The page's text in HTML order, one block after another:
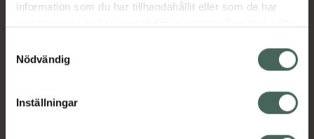
information som du har tillhandahållit eller som de har
återkalla ditt samtycke via webbplatsens
cookieinställningar. Ett återkallat samtycke påverkar inte
lagligheten av behandling som skett innan återkallelsen.
Nödvändig
Inställningar
Visa